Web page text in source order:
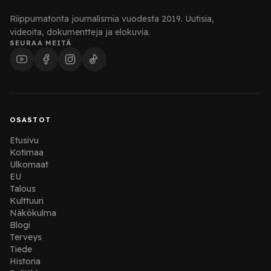
Riippumatonta journalismia vuodesta 2019. Uutisia,
videoita, dokumentteja ja elokuvia.
SEURAA MEITÄ
OSASTOT
Etusivu
Kotimaa
Ulkomaat
EU
Talous
Kulttuuri
Näkökulma
Blogi
Terveys
Tiede
Historia